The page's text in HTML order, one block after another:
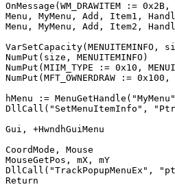
OnMessage(WM_DRAWITEM := 0x2B,
Menu, MyMenu, Add, Item1,
Menu, MyMenu, Add, Item2,
NumPut(size, MENUITEMINFO)
NumPut(MIIM_TYPE := 0x10,
NumPut(MFT_OWNERDRAW :=
hMenu :=
DllCall("SetMenuItemInfo",
Gui, +HwndhGuiMenu
CoordMode, Mouse
MouseGetPos, mX, mY
DllCall("TrackPopupMenuEx",
Return